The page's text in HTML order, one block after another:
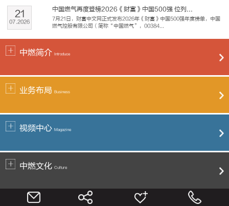
中国燃气再度登榜2026《财富》中国500强 位列...
7月21日，财富中文网正式发布2026年《财富》中国500强年度榜单，中国
燃气控股有限公司（简称“中国燃气”，00384...
07.2026
21
中燃简介 Introduce
业务布局 Business
视频中心 Magazine
中燃文化 Culture